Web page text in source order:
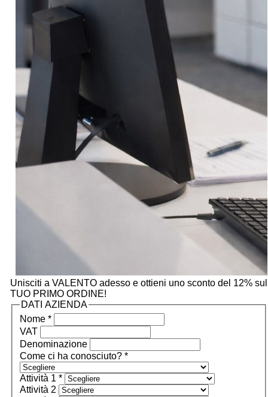
Unisciti a VALENTO adesso e ottieni uno sconto del 12% sul
TUO PRIMO ORDINE!
DATI AZIENDA
Nome *
VAT
Denominazione
Come ci ha conosciuto? *
Attività 1 *
Attività 2